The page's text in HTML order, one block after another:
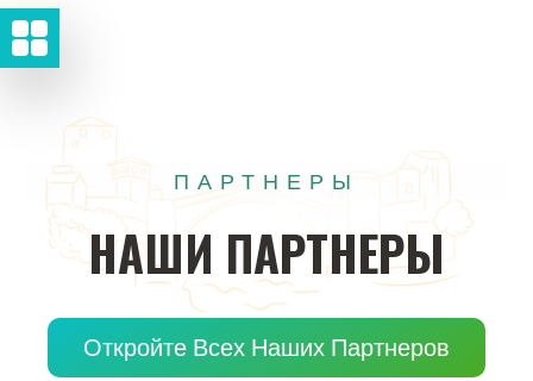
ПАРТНЕРЫ
НАШИ ПАРТНЕРЫ
Откройте Всех Наших Партнеров